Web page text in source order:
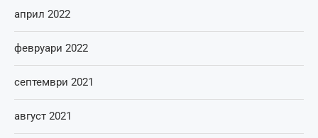
април 2022
февруари 2022
септември 2021
август 2021